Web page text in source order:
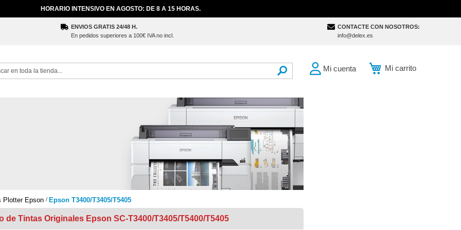
HORARIO INTENSIVO EN AGOSTO: DE 8 A 15 HORAS.
ENVIOS GRATIS 24/48 H.
En pedidos superiores a 100€ IVA no incl.
CONTACTE CON NOSOTROS:
info@delex.es
Mi carrito
Mi cuenta
Plotter Epson Epson T3400/T3405/T5405
de Tintas Originales Epson SC-T3400/T3405/T5400/T5405